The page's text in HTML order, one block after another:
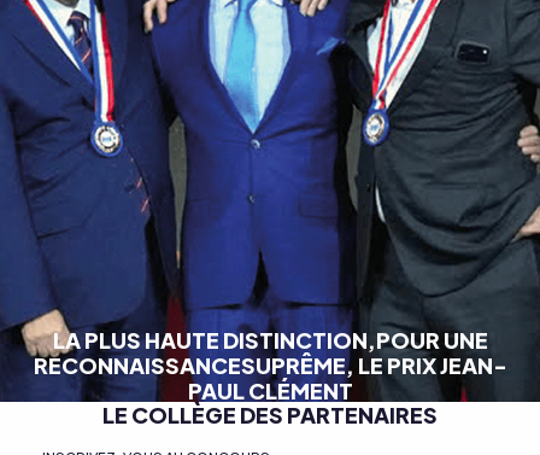
LA PLUS HAUTE DISTINCTION,POUR UNE
RECONNAISSANCESUPRÊME, LE PRIX JEAN-
PAUL CLÉMENT
LE COLLÈGE DES PARTENAIRES